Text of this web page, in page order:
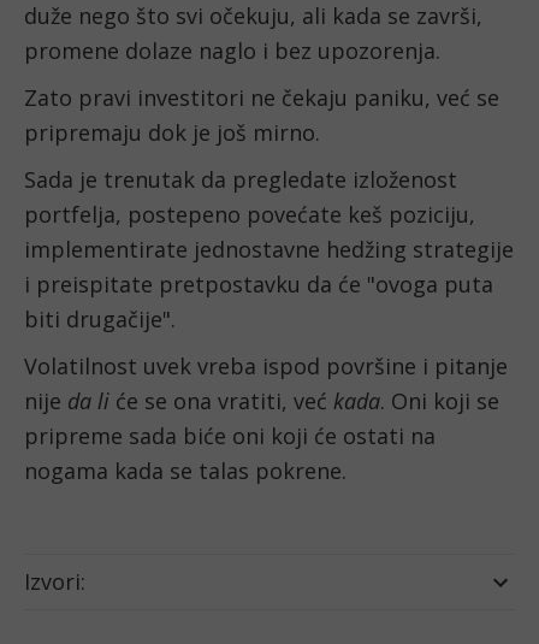
duže nego što svi očekuju, ali kada se završi,
promene dolaze naglo i bez upozorenja.
Zato pravi investitori ne čekaju paniku, već se
pripremaju dok je još mirno.
Sada je trenutak da pregledate izloženost
portfelja, postepeno povećate keš poziciju,
implementirate jednostavne hedžing strategije
i preispitate pretpostavku da će "ovoga puta
biti drugačije".
Volatilnost uvek vreba ispod površine i pitanje
nije da li će se ona vratiti, već kada. Oni koji se
pripreme sada biće oni koji će ostati na
nogama kada se talas pokrene.
Izvori: